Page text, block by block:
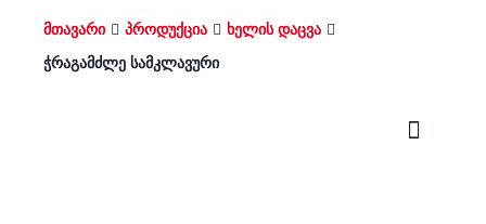
მთავარი პროდუქცია
ხელის დაცვა
ჭრაგამძლე სამკლავური